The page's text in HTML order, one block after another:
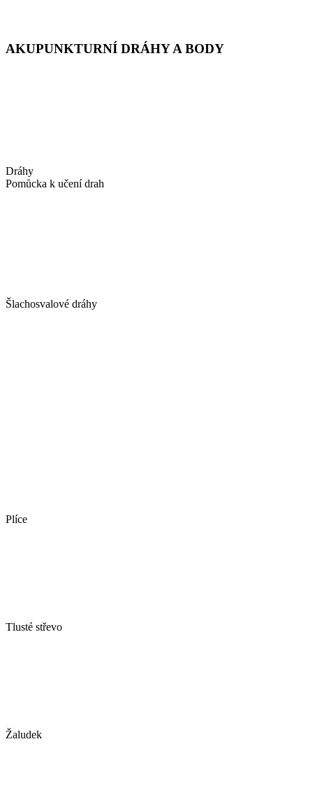
AKUPUNKTURNÍ DRÁHY A BODY
Dráhy
Pomůcka k učení drah
Šlachosvalové dráhy
Plíce
Tlusté střevo
Žaludek